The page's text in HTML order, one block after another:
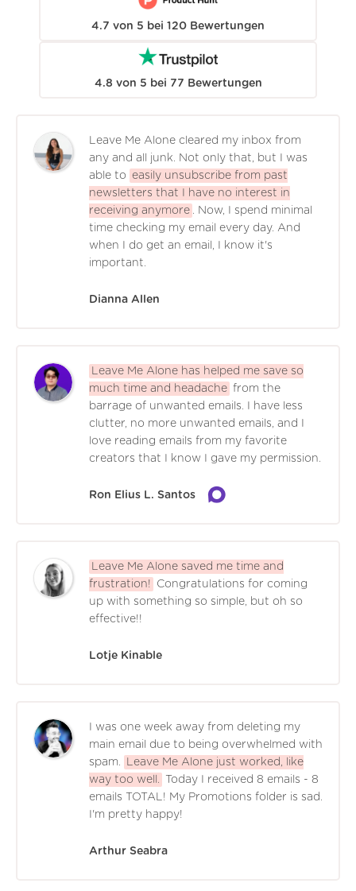
4.7 von 5 bei 120 Bewertungen
4.8 von 5 bei 77 Bewertungen
Leave Me Alone cleared my inbox from
any and all junk. Not only that, but I was
able to easily unsubscribe from past
newsletters that I have no interest in
receiving anymore . Now, I spend minimal
time checking my email every day. And
when I do get an email, I know it's
important.
Dianna Allen
Leave Me Alone has helped me save so
much time and headache from the
barrage of unwanted emails. I have less
clutter, no more unwanted emails, and I
love reading emails from my favorite
creators that I know I gave my permission.
Ron Elius L. Santos
Leave Me Alone saved me time and
frustration!
Congratulations for coming
up with something so simple, but oh so
effective!!
Lotje Kinable
I was one week away from deleting my
main email due to being overwhelmed with
spam.
Leave Me Alone just worked, like
way too well.
Today I received 8 emails - 8
emails TOTAL! My Promotions folder is sad.
I'm pretty happy!
Arthur Seabra